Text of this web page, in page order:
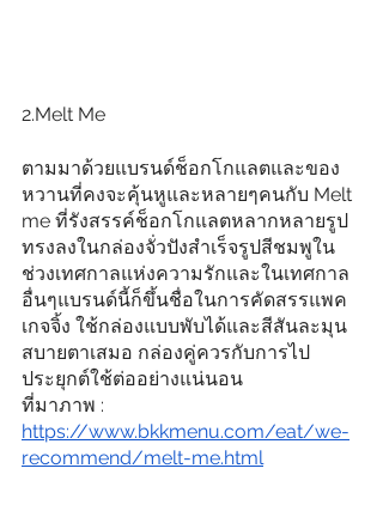
2.Melt Me
ตามมาด้วยแบรนด์ช็อกโกแลตและของ
หวานที่คงจะคุ้นหูและหลายๆคนกับ Melt
me ที่รังสรรค์ช็อกโกแลตหลากหลายรูป
ทรงลงในกล่องจั่วปังสําเร็จรูปสีชมพูใน
ช่วงเทศกาลแห่งความรักและในเทศกาล
อื่นๆแบรนด์นี้ก็ขึ้นชื่อในการคัดสรรแพค
เกจจิ้ง ใช้กล่องแบบพับได้และสีสันละมุน
สบายตาเสมอ กล่องคู่ควรกับการไป
ประยุกต์ใช้ต่ออย่างแน่นอน
ที่มาภาพ :
https://www.bkkmenu.com/eat/we-
recommend/melt-me.html